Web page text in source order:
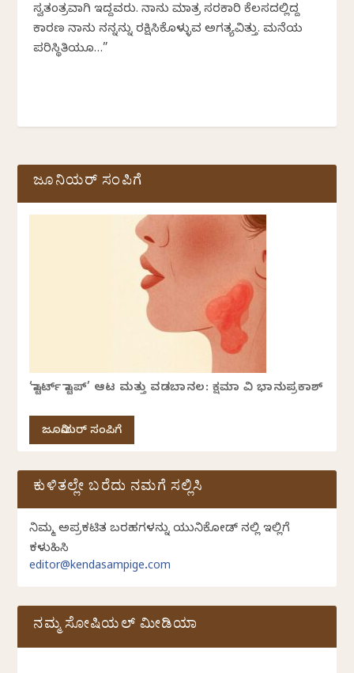
ಸ್ವತಂತ್ರವಾಗಿ ಇದ್ದವರು. ನಾನು ಮಾತ್ರ ಸರಕಾರಿ ಕೆಲಸದಲ್ಲಿದ್ದ
ಕಾರಣ ನಾನು ನನ್ನನ್ನು ರಕ್ಷಿಸಿಕೊಳ್ಳುವ ಅಗತ್ಯವಿತ್ತು. ಮನೆಯ
ಪರಿಸ್ಥಿತಿಯೂ…”
ಜೂನಿಯರ್ ಸಂಪಿಗೆ
‘ಸ್ಟಾರ್ಟ್ ಸ್ಟಾಪ್’ ಆಟ ಮತ್ತು ವಡಬಾನಲ: ಕ್ಷಮಾ ವಿ ಭಾನುಪ್ರಕಾಶ್
ಜೂನಿಯರ್ ಸಂಪಿಗೆ
ಕುಳಿತಲ್ಲೇ ಬರೆದು ನಮಗೆ ಸಲ್ಲಿಸಿ
ನಿಮ್ಮ ಅಪ್ರಕಟಿತ ಬರಹಗಳನ್ನು ಯುನಿಕೋಡ್ ನಲ್ಲಿ ಇಲ್ಲಿಗೆ
ಕಳುಹಿಸಿ
editor@kendasampige.com
ನಮ್ಮ ಸೋಷಿಯಲ್‌ ಮೀಡಿಯಾ